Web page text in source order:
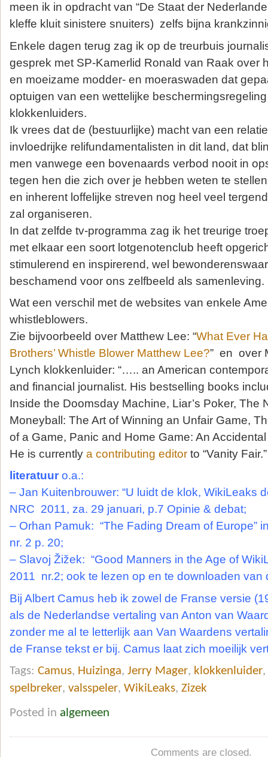
meen ik in opdracht van “De Staat der
kleffe kluit sinistere snuiters) zelfs bijna
Enkele dagen terug zag ik op de treurbuis
gesprek met SP-Kamerlid Ronald van Raak over
en moeizame modder- en moeraswaden dat
optuigen van een wettelijke
klokkenluiders.
Ik vrees dat de (bestuurlijke) macht van een
invloedrijke relifundamentalisten in dit land, dat
men vanwege een bovenaards verbod nooit in
tegen hen die zich over je hebben weten te
en inherent loffelijke streven nog heel veel
zal organiseren.
In dat zelfde tv-programma zag ik het treurige
met elkaar een soort lotgenotenclub heeft
stimulerend en inspirerend, wel
beschamend voor ons zelfbeeld als samenleving.
Wat een verschil met de websites van enkele
whistleblowers.
Zie bijvoorbeeld over Matthew Lee: “What Ever
Brothers’ Whistle Blower Matthew Lee?” en over
Lynch klokkenluider: “….. an American
and financial journalist. His bestselling books
Inside the Doomsday Machine, Liar’s Poker, The
Moneyball: The Art of Winning an Unfair Game,
of a Game, Panic and Home Game: An
He is currently a contributing editor to “Vanity Fair.”
literatuur o.a.:
– Jan Kuitenbrouwer: “U luidt de klok, WikiLeaks
NRC 2011, za. 29 januari, p.7 Opinie & debat;
– Orhan Pamuk: “The Fading Dream of Europe”
nr. 2 p. 20;
– Slavoj Žižek: “Good Manners in the Age of
2011 nr.2; ook te lezen op en te downloaden van
Bij Albert Camus heb ik zowel de Franse versie
als de Nederlandse vertaling van Anton van
zonder me al te letterlijk aan Van Waardens
de Franse tekst er bij. Camus laat zich moeilijk
Tags: Camus, Huizinga, Jerry Mager, klokkenluider,
spelbreker, valsspeler, WikiLeaks, Zizek
Posted in algemeen
Comments are closed.